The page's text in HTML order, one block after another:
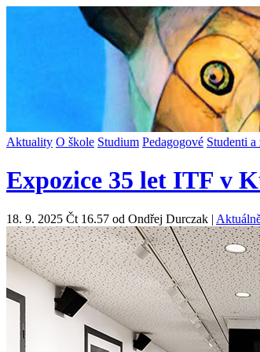
Aktuality O škole Studium Pedagogové Studenti a
Expozice 35 let ITF v
18. 9. 2025 Čt 16.57 od Ondřej Durczak |